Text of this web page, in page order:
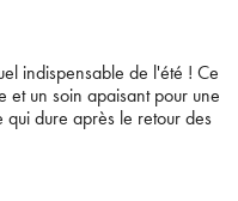
indispensable de l'été ! Ce
et un soin apaisant pour une
dure après le retour des